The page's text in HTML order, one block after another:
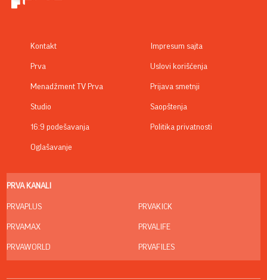
Kontakt
Prva
Menadžment TV Prva
Studio
16:9 podešavanja
Oglašavanje
Impresum sajta
Uslovi korišćenja
Prijava smetnji
Saopštenja
Politika privatnosti
PRVA KANALI
PRVAPLUS
PRVAMAX
PRVAWORLD
PRVAKICK
PRVALIFE
PRVAFILES